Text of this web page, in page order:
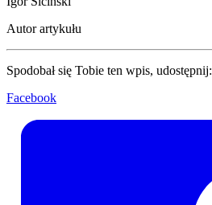
Autor artykułu
Spodobał się Tobie ten wpis, udostępnij:
Facebook